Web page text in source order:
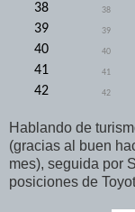
38
38
39
39
40
40
41
41
42
42
Hablando de
(gracias al buen
mes), seguida por
posiciones de